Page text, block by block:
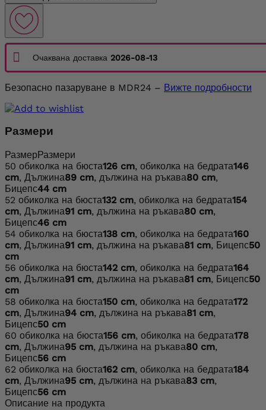
Очаквана доставка 2026-08-13
Безопасно пазаруване в MDR24 – Вижте подробности
Размери
РазмерРазмери
50 обиколка на бюста126 cm, обиколка на бедрата146
cm, Дължина89 cm, дължина на ръкава80 cm,
Бицепс44 cm
52 обиколка на бюста132 cm, обиколка на бедрата154
cm, Дължина91 cm, дължина на ръкава80 cm,
Бицепс46 cm
54 обиколка на бюста138 cm, обиколка на бедрата160
cm, Дължина91 cm, дължина на ръкава81 cm, Бицепс50
cm
56 обиколка на бюста142 cm, обиколка на бедрата164
cm, Дължина91 cm, дължина на ръкава81 cm, Бицепс50
cm
58 обиколка на бюста150 cm, обиколка на бедрата172
cm, Дължина94 cm, дължина на ръкава81 cm,
Бицепс50 cm
60 обиколка на бюста156 cm, обиколка на бедрата178
cm, Дължина95 cm, дължина на ръкава80 cm,
Бицепс56 cm
62 обиколка на бюста162 cm, обиколка на бедрата184
cm, Дължина95 cm, дължина на ръкава83 cm,
Бицепс56 cm
Описание на продукта